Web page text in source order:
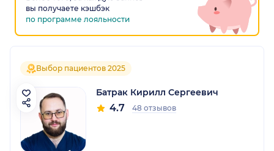
вы получаете кэшбэк
по программе лояльности
Выбор пациентов 2025
Батрак Кирилл Сергеевич
4.7 48 отзывов